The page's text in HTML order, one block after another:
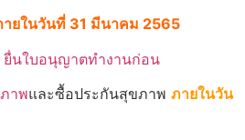
ยในวันที่ 31 มีนาคม 2565
าพและซื้อประกันสุขภาพ ภายในวัน